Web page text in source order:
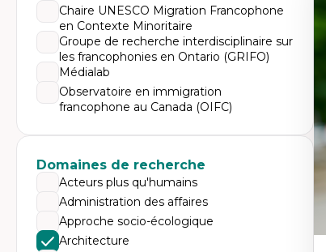
Chaire UNESCO Migration Francophone
en Contexte Minoritaire
Groupe de recherche interdisciplinaire sur
les francophonies en Ontario (GRIFO)
Médialab
Observatoire en immigration
francophone au Canada (OIFC)
Domaines de recherche
Acteurs plus qu'humains
Administration des affaires
Approche socio-écologique
Architecture